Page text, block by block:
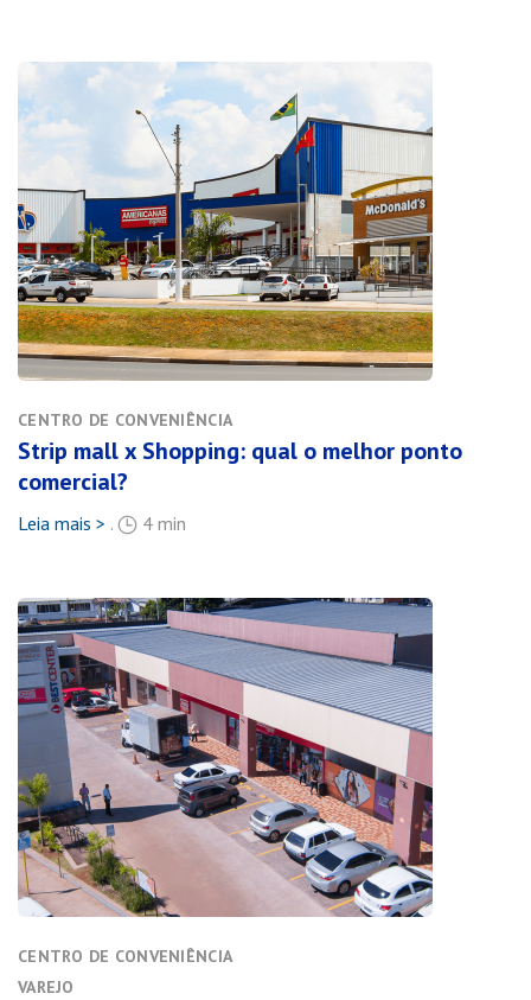
CENTRO DE CONVENIÊNCIA
Strip mall x Shopping: qual o melhor ponto
comercial?
Leia mais > . 4 min
CENTRO DE CONVENIÊNCIA
VAREJO